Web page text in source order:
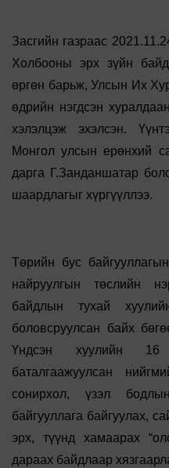
Засгийн газраас
Холбооны эрх зүйн
өргөн барьж, Улсын Их
өдрийн нэгдсэн
хэлэлцэж эхэлсэн.
Монгол улсын ерөнхий
дарга Г.Занданшатар
шаардлагыг хүргүүллээ.
Төрийн бус
найруулгын төслийн
байдлын тухай
боловсруулсан байх
Үндсэн хуулийн
баталгаажуулсан
сонирхол, үзэл
байгууллага байгуулах,
эрх, түүнд хамаарах
дараах байдлаар